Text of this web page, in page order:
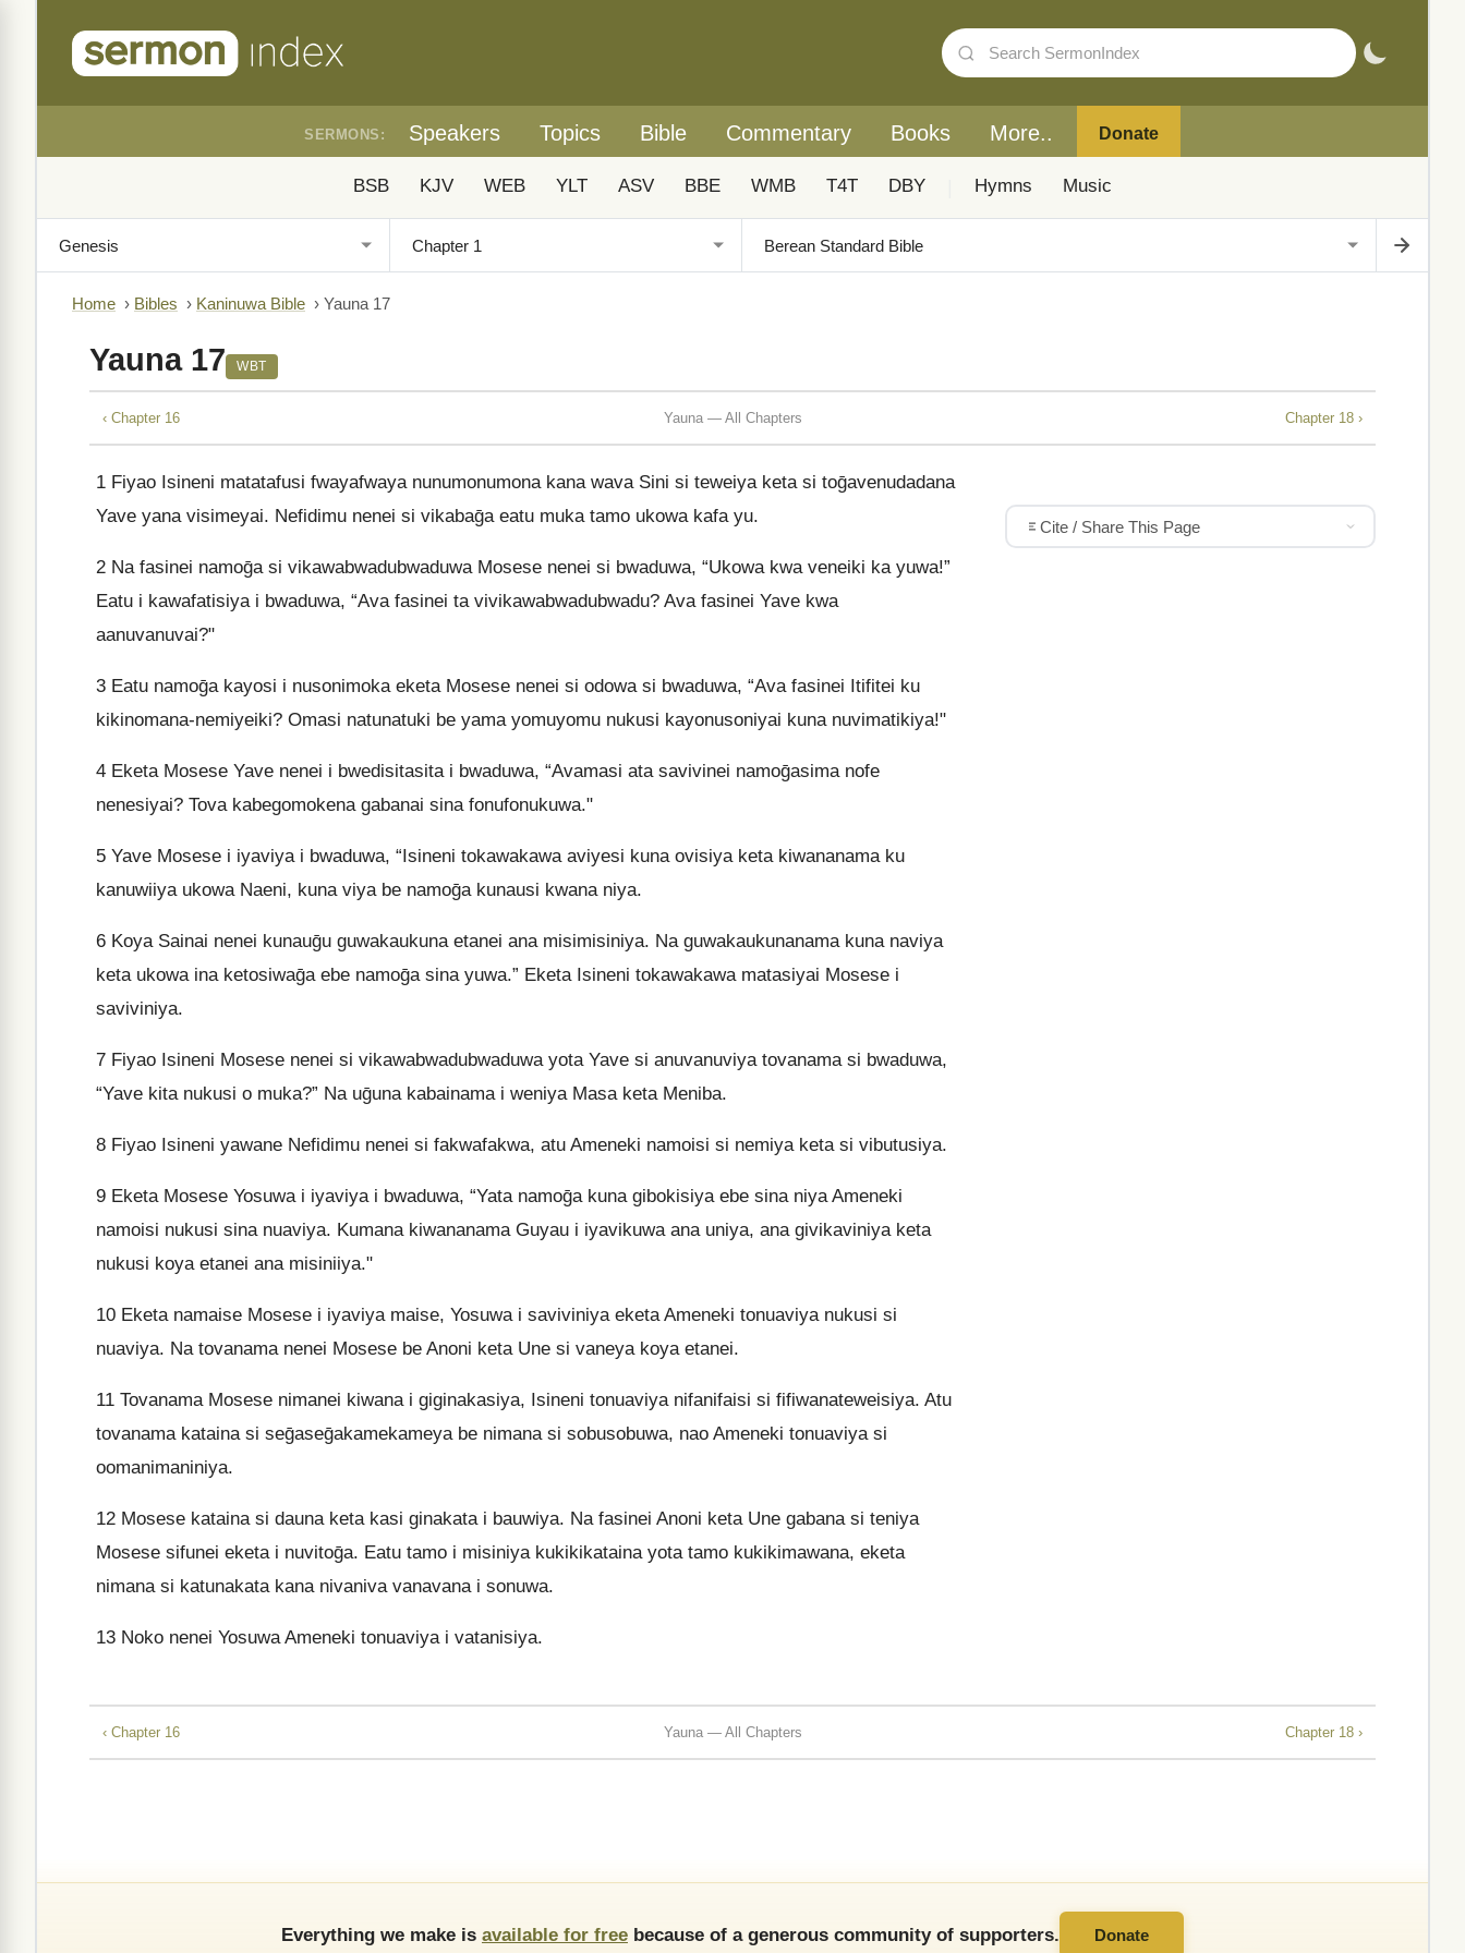
SERMONS: Speakers Topics Bible Commentary Books More.. Donate
BSB KJV WEB YLT ASV BBE WMB T4T DBY Hymns Music
Home › Bibles › Kaninuwa Bible › Yauna 17
Yauna 17 WBT
‹ Chapter 16 Yauna — All Chapters Chapter 18 ›
1 Fiyao Isineni matatafusi fwayafwaya nunumonumona kana wava Sini si teweiya keta si toḡavenudadana
Yave yana visimeyai. Nefidimu nenei si vikabaḡa eatu muka tamo ukowa kafa yu.
2 Na fasinei namoḡa si vikawabwadubwaduwa Mosese nenei si bwaduwa, “Ukowa kwa veneiki ka yuwa!”
Eatu i kawafatisiya i bwaduwa, “Ava fasinei ta vivikawabwadubwadu? Ava fasinei Yave kwa
aanuvanuvai?"
3 Eatu namoḡa kayosi i nusonimoka eketa Mosese nenei si odowa si bwaduwa, “Ava fasinei Itifitei ku
kikinomana-nemiyeiki? Omasi natunatuki be yama yomuyomu nukusi kayonusoniyai kuna nuvimatikiya!"
4 Eketa Mosese Yave nenei i bwedisitasita i bwaduwa, “Avamasi ata savivinei namoḡasima nofe
nenesiyai? Tova kabegomokena gabanai sina fonufonukuwa."
5 Yave Mosese i iyaviya i bwaduwa, “Isineni tokawakawa aviyesi kuna ovisiya keta kiwananama ku
kanuwiiya ukowa Naeni, kuna viya be namoḡa kunausi kwana niya.
6 Koya Sainai nenei kunauḡu guwakaukuna etanei ana misimisiniya. Na guwakaukunanama kuna naviya
keta ukowa ina ketosiwaḡa ebe namoḡa sina yuwa.” Eketa Isineni tokawakawa matasiyai Mosese i
saviviniya.
7 Fiyao Isineni Mosese nenei si vikawabwadubwaduwa yota Yave si anuvanuviya tovanama si bwaduwa,
“Yave kita nukusi o muka?” Na uḡuna kabainama i weniya Masa keta Meniba.
8 Fiyao Isineni yawane Nefidimu nenei si fakwafakwa, atu Ameneki namoisi si nemiya keta si vibutusiya.
9 Eketa Mosese Yosuwa i iyaviya i bwaduwa, “Yata namoḡa kuna gibokisiya ebe sina niya Ameneki
namoisi nukusi sina nuaviya. Kumana kiwananama Guyau i iyavikuwa ana uniya, ana givikaviniya keta
nukusi koya etanei ana misiniiya."
10 Eketa namaise Mosese i iyaviya maise, Yosuwa i saviviniya eketa Ameneki tonuaviya nukusi si
nuaviya. Na tovanama nenei Mosese be Anoni keta Une si vaneya koya etanei.
11 Tovanama Mosese nimanei kiwana i giginakasiya, Isineni tonuaviya nifanifaisi si fifiwanateweisiya. Atu
tovanama kataina si seḡaseḡakamekameya be nimana si sobusobuwa, nao Ameneki tonuaviya si
oomanimaniniya.
12 Mosese kataina si dauna keta kasi ginakata i bauwiya. Na fasinei Anoni keta Une gabana si teniya
Mosese sifunei eketa i nuvitoḡa. Eatu tamo i misiniya kukikikataina yota tamo kukikimawana, eketa
nimana si katunakata kana nivaniva vanavana i sonuwa.
13 Noko nenei Yosuwa Ameneki tonuaviya i vatanisiya.
Cite / Share This Page
‹ Chapter 16 Yauna — All Chapters Chapter 18 ›
Everything we make is available for free because of a generous community of supporters. Donate